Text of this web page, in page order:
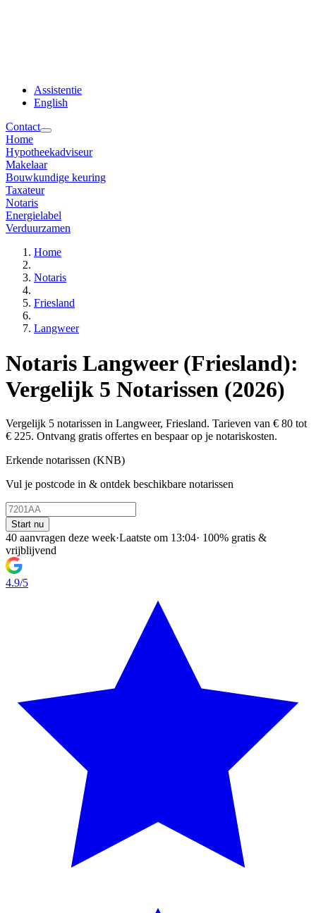
Assistentie
English
Contact
Home
Hypotheekadviseur
Makelaar
Bouwkundige keuring
Taxateur
Notaris
Energielabel
Verduurzamen
Home
Notaris
Friesland
Langweer
Notaris Langweer (Friesland):
Vergelijk 5 Notarissen (2026)
Vergelijk 5 notarissen in Langweer, Friesland. Tarieven van € 80 tot
€ 225. Ontvang gratis offertes en bespaar op je notariskosten.
Erkende notarissen (KNB)
Vul je postcode in & ontdek beschikbare notarissen
Start nu
40 aanvragen deze week·Laatste om 13:04· 100% gratis &
vrijblijvend
4.9/5